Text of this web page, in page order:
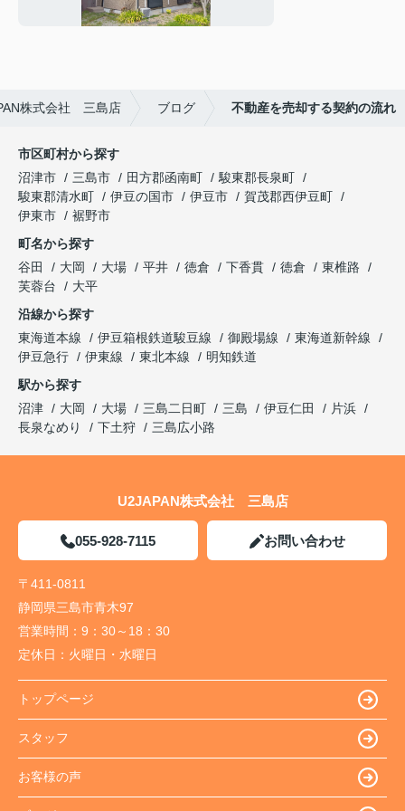
株式会社 三島店 ブログ 不動産を売却する契約の流れ
市区町村から探す
沼津市
三島市 田方郡函南町
駿東郡長泉町
駿東郡清水町
伊豆の国市 伊豆市
賀茂郡西伊豆町
伊東市
裾野市
町名から探す
谷田
大岡 大場 平井 徳倉 下香貫 徳倉
東椎路
芙蓉台
大平
沿線から探す
東海道本線
伊豆箱根鉄道駿豆線 御殿場線
東海道新幹線
伊豆急行
伊東線 東北本線
明知鉄道
駅から探す
沼津
大岡 大場 三島二日町 三島 伊豆仁田
片浜
長泉なめり
下土狩 三島広小路
U2JAPAN株式会社 三島店
055-928-7115 お問い合わせ
〒411-0811
静岡県三島市青木97
営業時間： 9：30～18：30
定休日： 火曜日・水曜日
トップページ
スタッフ
お客様の声